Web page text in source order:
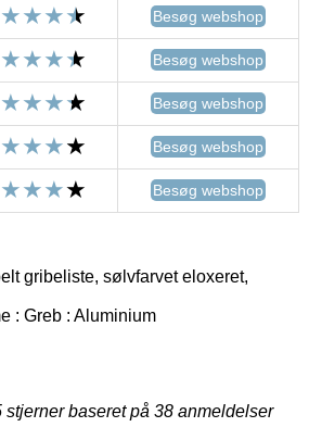
Besøg webshop
Besøg webshop
Besøg webshop
Besøg webshop
Besøg webshop
gribeliste, sølvfarvet eloxeret,
: Greb : Aluminium
stjerner baseret på 38 anmeldelser